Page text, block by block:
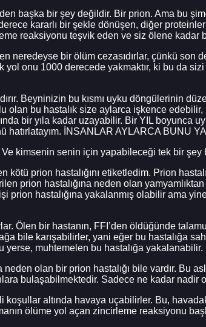
başka bir şey değildir. Bir prion. Ama bu
kararlı bir şekle dönüşen, diğer
reaksiyonu teşvik eden ve siz ölene
neredeyse bir ölüm cezasıdırlar, çünkü son
onu 1000 derecede yakmaktır, ki bu da
Beyninizin bu kısmı uyku döngülerinin
bu hastalık size aylarca işkence
bir yıla kadar uzayabilir. Bir YIL boyunca
İNSANLAR AYLARCA BUNU
kimsenin senin için yapabileceği tek bir şey
prion hastalığını etiketledim. Prion
prion hastalığına neden olan
hastalığına yakalanmış olabilir ama
Ölen bir hastanın, FFI’den öldüğünde
bile karışabilirler, yani eğer bu hastalığa
muhtemelen bu hastalığa yakalanabilir.
olan bir prion hastalığı bile vardır. Bu
bulaşabilmektedir. Sadece ne kadar nadir
altında havaya uçabilirler. Bu,
ölüme yol açan zincirleme reaksiyonu